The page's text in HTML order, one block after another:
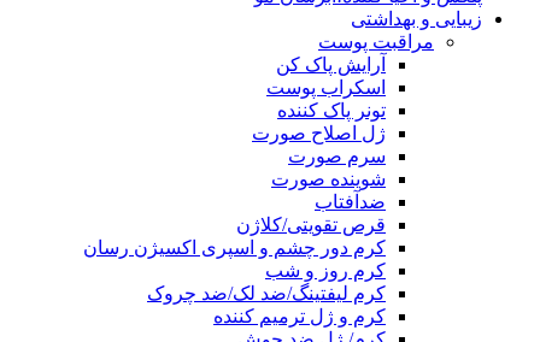
زیبایی و بهداشتی
مراقبت پوست
آرایش پاک کن
اسکراب پوست
تونر پاک کننده
ژل اصلاح صورت
سرم صورت
شوینده صورت
ضدآفتاب
قرص تقویتی/کلاژن
کرم دور چشم و اسپری اکسیژن رسان
کرم روز و شب
کرم لیفتینگ/ضد لک/ضد چروک
کرم و ژل ترمیم کننده